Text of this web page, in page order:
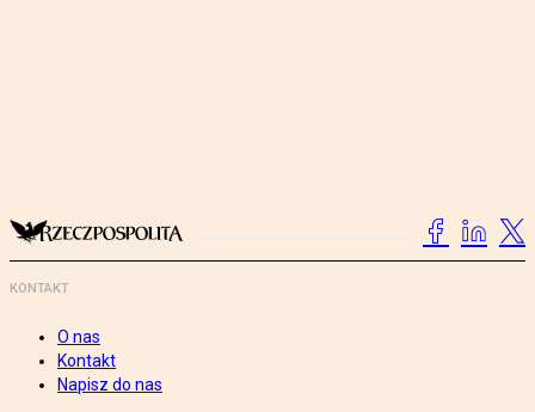
KONTAKT
O nas
Kontakt
Napisz do nas